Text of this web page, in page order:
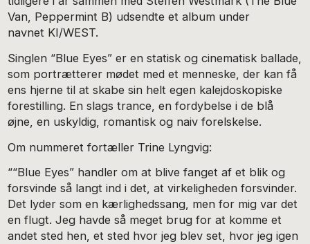
Van, Peppermint B) udsendte et album under
navnet KI/WEST.
Singlen “Blue Eyes” er en statisk og cinematisk ballade,
som portrætterer mødet med et menneske, der kan få
ens hjerne til at skabe sin helt egen kalejdoskopiske
forestilling. En slags trance, en fordybelse i de blå
øjne, en uskyldig, romantisk og naiv forelskelse.
Om nummeret fortæller Trine Lyngvig:
““Blue Eyes” handler om at blive fanget af et blik og
forsvinde så langt ind i det, at virkeligheden forsvinder.
Det lyder som en kærlighedssang, men for mig var det
en flugt. Jeg havde så meget brug for at komme et
andet sted hen, et sted hvor jeg blev set, hvor jeg igen